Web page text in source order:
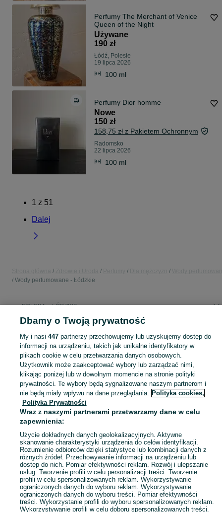
Perfumy The Merchant of Venice
Queen of the Night
Używane
190 zł
Łódź, Polesie
19 lipca 2026
100 ml
Perfumy Dior homme
Nowe
150 zł
158,75 zł z Pakietem Ochronnym
Radomsko
22 lipca 2026
100 ml
1 z 51
Dalej
Wody perfumowane - Łódzkie
POLSKA » ŁÓDZKIE
KATEGORIA
Sprzedaż wód perfumowanych dla mężczyzn Łódzkie ▶️ drzewne, świeże, orientalne ✅ Nowe i używane w atrakcyjnych cenach ☝ Sprawdź oferty na OLX.pl!
Mapa kategorii
Mapa miejscowości
Mapa ministron
Popularne wyszukiwania
Dbamy o Twoją prywatność
My i nasi 447partnerzy przechowujemy lub uzyskujemy dostęp do
informacji na urządzeniu, takich jak unikalne identyfikatory w
plikach cookie w celu przetwarzania danych osobowych.
Użytkownik może zaakceptować wybory lub zarządzać nimi,
klikając poniżej lub w dowolnym momencie na stronie polityki
prywatności. Te wybory będą sygnalizowane naszym partnerom i
nie będą miały wpływu na dane przeglądania. Polityka cookies,
Polityka Prywatności
Wraz z naszymi partnerami przetwarzamy dane w celu
zapewnienia:
Użycie dokładnych danych geolokalizacyjnych. Aktywne
skanowanie charakterystyki urządzenia do celów identyfikacji.
Rozumienie odbiorców dzięki statystyce lub kombinacji danych z
różnych źródeł. Przechowywanie informacji na urządzeniu lub
dostęp do nich. Pomiar efektywności reklam. Rozwój i ulepszanie
usług. Tworzenie profili w celu personalizacji treści. Tworzenie
profili w celu spersonalizowanych reklam. Wykorzystywanie
ograniczonych danych do wyboru reklam. Wykorzystywanie
ograniczonych danych do wyboru treści. Pomiar efektywności
treści. Wykorzystanie profili do wyboru spersonalizowanych reklam.
Wykorzystywanie profili w celu doboru spersonalizowanych treści.